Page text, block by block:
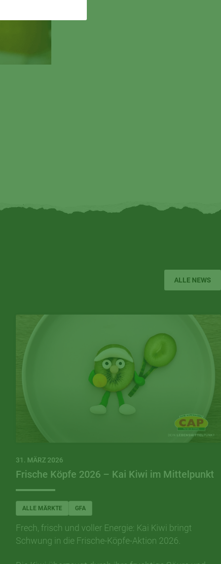
ALLE NEWS
31. MÄRZ 2026
Frische Köpfe 2026 – Kai Kiwi im Mittelpunkt
ALLE MÄRKTE GFA
Frech, frisch und voller Energie: Kai Kiwi bringt
Schwung in die Frische-Köpfe-Aktion 2026.